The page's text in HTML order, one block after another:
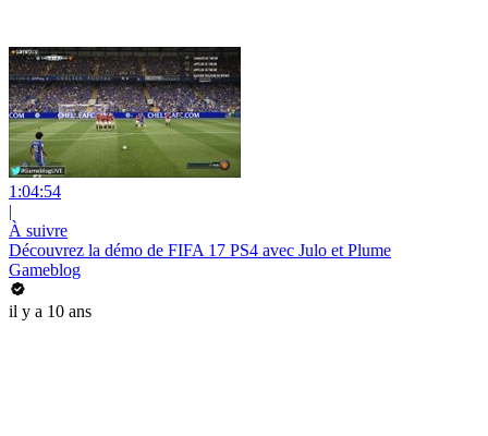
1:04:54
|
À suivre
Découvrez la démo de FIFA 17 PS4 avec Julo et Plume
Gameblog
il y a 10 ans